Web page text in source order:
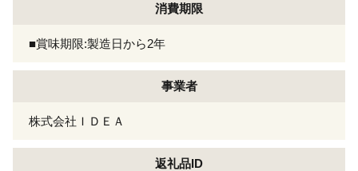
消費期限
■賞味期限:製造日から2年
事業者
株式会社ＩＤＥＡ
返礼品ID